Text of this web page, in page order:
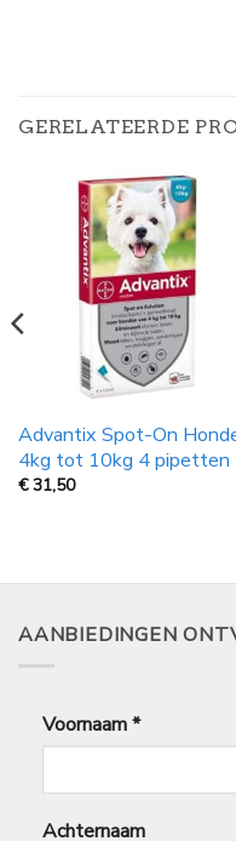
GERELATEERDE
Advantix Spot-On
4kg tot 10kg 4 pipetten
€31,50
AANBIEDINGEN
Voornaam*
Achternaam